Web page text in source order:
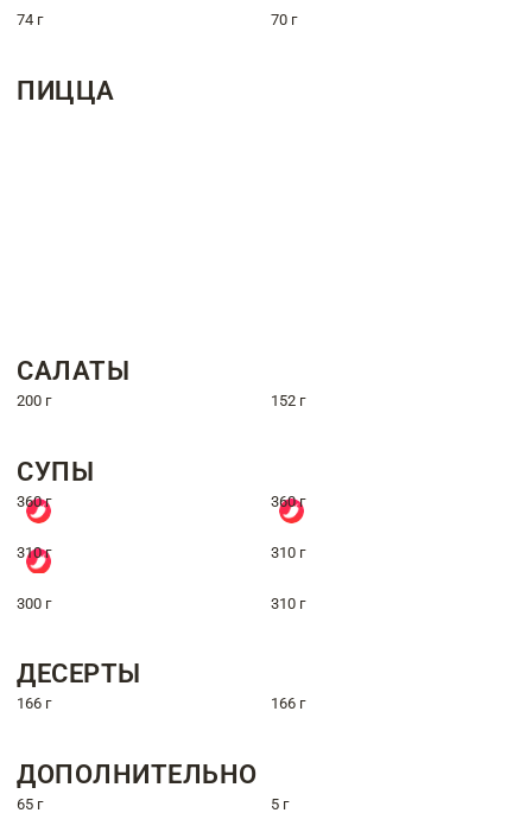
74 г 70 г
ПИЦЦА
САЛАТЫ
200 г 152 г
СУПЫ
360 г 360 г
310 г 310 г
300 г 310 г
ДЕСЕРТЫ
166 г 166 г
ДОПОЛНИТЕЛЬНО
65 г 5 г